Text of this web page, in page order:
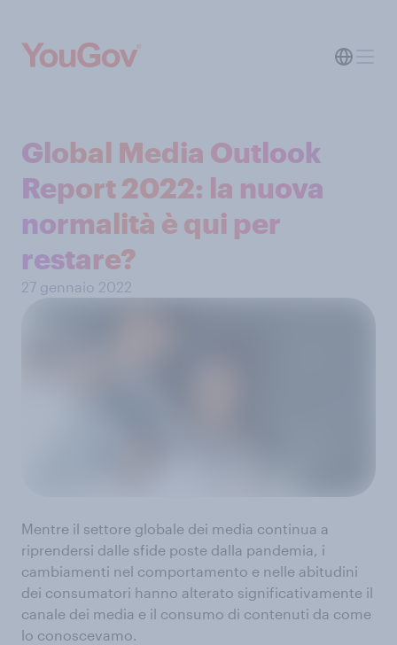
Global Media Outlook
Report 2022: la nuova
normalità è qui per
restare?
27 gennaio 2022
Mentre il settore globale dei media continua a
riprendersi dalle sfide poste dalla pandemia, i
cambiamenti nel comportamento e nelle abitudini
dei consumatori hanno alterato significativamente il
canale dei media e il consumo di contenuti da come
lo conoscevamo.